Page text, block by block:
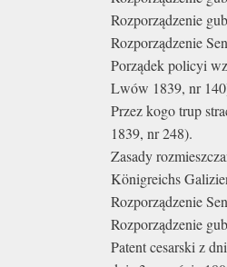
Rozporządzenie
Rozporządzenie
Porządek policyi
Lwów 1839, nr
Przez kogo trup
1839, nr 248).
Zasady
Königreichs
Rozporządzenie
Rozporządzenie
Patent cesarski z